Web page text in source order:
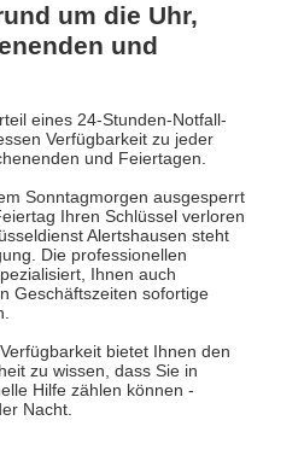
um die Uhr,
und
eines 24-Stunden-Notfall-
Verfügbarkeit zu jeder
und Feiertagen.
Sonntagmorgen ausgesperrt
Ihren Schlüssel verloren
Alertshausen steht
Die professionellen
Ihnen auch
Geschäftszeiten sofortige
bietet Ihnen den
zu wissen, dass Sie in
Hilfe zählen können -
Nacht.